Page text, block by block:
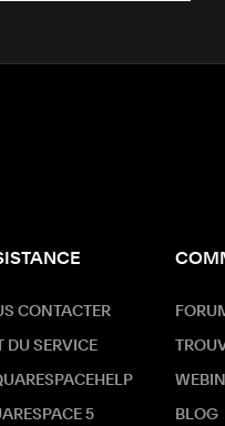
CONTACTER
DU SERVICE
5 BLOG